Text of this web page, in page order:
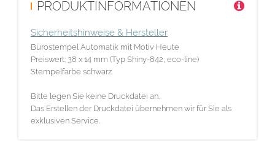
PRODUKTINFORMATIONEN
Sicherheitshinweise & Hersteller
Bürostempel Automatik mit Motiv Heute
Preiswert: 38 x 14 mm (Typ Shiny-842, eco-line)
Stempelfarbe schwarz
Bitte legen Sie keine Druckdatei an.
Das Erstellen der Druckdatei übernehmen wir für Sie als
exklusiven Service.